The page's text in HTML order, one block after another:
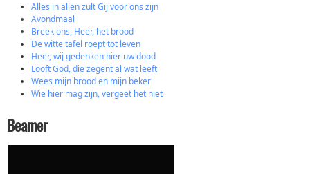
Alles in allen zult Gij voor ons zijn
Avondmaal
Breek ons, Heer, het brood
De witte tafel roept tot leven
Heer, wij gedenken hier uw dood
Looft God, die zegent al wat leeft
Wees mijn brood en mijn beker
Wie hier mag zijn, vergeet het niet
Beamer